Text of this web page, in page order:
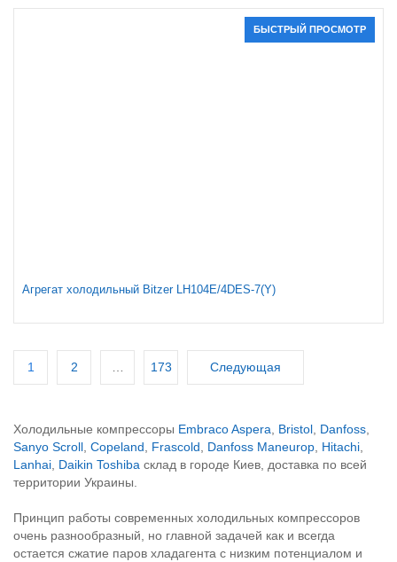
БЫСТРЫЙ ПРОСМОТР
Агрегат холодильный Bitzer LH104E/4DES-7(Y)
1 2 173 Следующая
Холодильные компрессоры Embraco Aspera Bristol Danfoss
Sanyo Scroll Copeland Frascold Danfoss Maneurop Hitachi
Lanhai Daikin Toshiba склад в городе Киев, доставка по всей
территории Украины.
Принцип работы современных холодильных компрессоров
очень разнообразный, но главной задачей как и всегда
остается сжатие паров хладагента с низким потенциалом и